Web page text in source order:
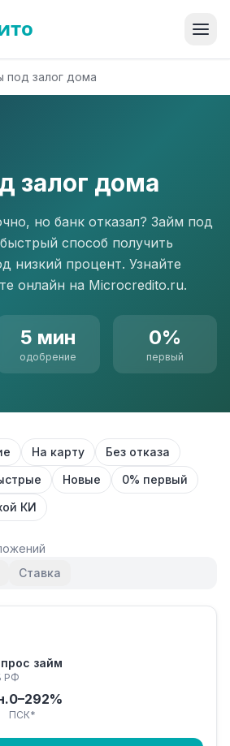
под залог дома
залог дома
но банк отказал? Займ под
способ получить
низкий процент. Узнайте
онлайн на Microcredito.ru.
5 мин
одобрение
0%
первый
На карту
Без отказа
Новые
0% первый
КИ
Ставка
займ
РФ
0–292%
ПСК*